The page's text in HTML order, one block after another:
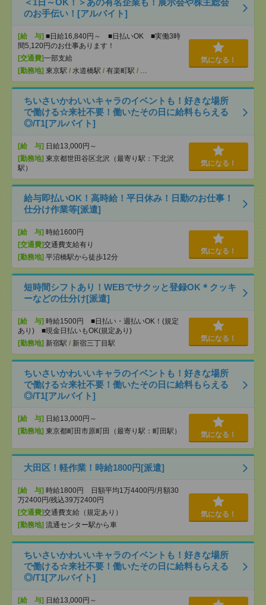
＜1日～OK！＞あの有名企業も！展示会や株主総会
のお手伝い！[アルバイト]
[給 与] ■日給16,840円～ ■日払いOK ■実働3時
間5,120円のお仕事あります！
[交通費]一部支給
[勤務地] 東京駅 / 水道橋駅 / 有楽町駅 / …
気になる！
ちいさいかわいいキャラのイベントも！好きな場所
で働ける☆来社不要！働いたその日に給料もらえる
◎/T1[アルバイト]
[給 与] 日給13,000円～
[勤務地] 東京都世田谷区北沢（最寄り駅：下北沢
駅）
気になる！
給与即払いOK！高時給！平日休み！日勤のお仕事！
仕分け作業等[派遣]
[給 与] 時給1600円
[交通費]交通費支給有り
[勤務地] 平沼橋駅から徒歩12分
気になる！
短時間シフトあり！WEBでサクッと登録OK＊クッキ
ーなどの仕分け[派遣]
[給 与] 時給1500円 ■日払い・週払いOK！(規定
あり) ■現金日払いもOK(規定あり)
[勤務地] 新宿駅 / 新宿三丁目駅
気になる！
ちいさいかわいいキャラのイベントも！好きな場所
で働ける☆来社不要！働いたその日に給料もらえる
◎/T1[アルバイト]
[給 与] 日給13,000円～
[勤務地] 東京都町田市原町田（最寄り駅：町田駅） 気になる！
大田区！軽作業！時給1800円[派遣]
[給 与] 時給1800円 日額平均1万4400円/月額30
万2400円/残込39万2400円
[交通費]交通費支給（規定あり）
[勤務地] 流通センター駅から車
気になる！
ちいさいかわいいキャラのイベントも！好きな場所
で働ける☆来社不要！働いたその日に給料もらえる
◎/T1[アルバイト]
[給 与] 日給13,000円～